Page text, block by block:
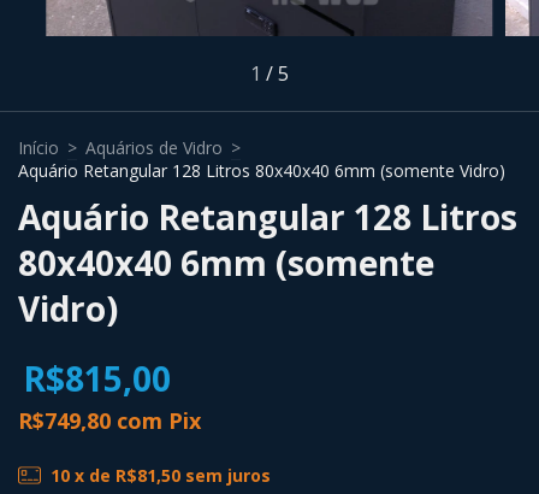
1 /5
Início > Aquários de Vidro >
Aquário Retangular 128 Litros 80x40x40 6mm (somente Vidro)
Aquário Retangular 128 Litros
80x40x40 6mm (somente
Vidro)
R$815,00
R$749,80 com Pix
10 x de R$81,50 sem juros